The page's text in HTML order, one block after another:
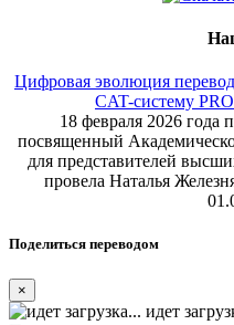
Цифровая эволюция
CAT-систему
18 февраля 2026 года
посвященный
для представителей
провела Наталья
Поделиться переводом
×
идет